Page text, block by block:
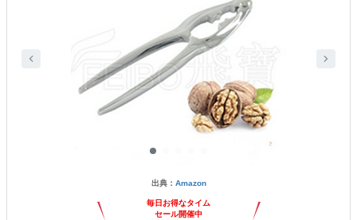
出典： Amazon
毎日お得なタイム
セール開催中